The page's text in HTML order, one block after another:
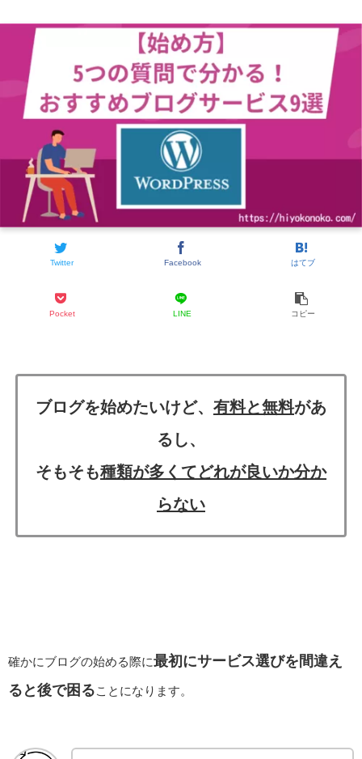
Twitter Facebook はてブ
Pocket LINE コピー
ブログを始めたいけど、 有料と無料があ
るし、
そもそも種類が多くてどれが良いか分か
らない
確かにブログの始める際に最初にサービス選びを間違え
ると後で困ることになります。